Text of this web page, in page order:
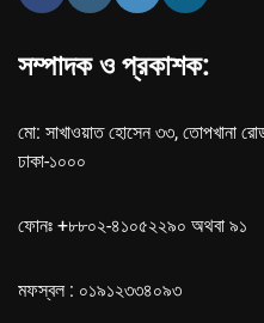
সম্পাদক ও প্রকাশক:
মো: সাখাওয়াত হোসেন ৩৩, তোপখানা
ঢাকা-১০০০
ফোনঃ +৮৮০২-৪১০৫২২৯০ অথবা ৯১
মফস্বল : ০১৯১২৩৩৪০৯৩